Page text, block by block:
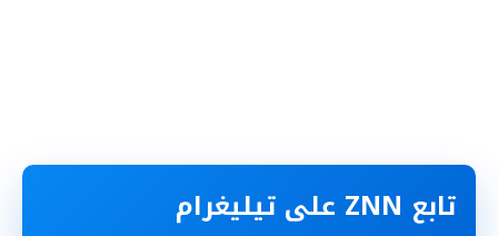
تابع ZNN على تيليغرام